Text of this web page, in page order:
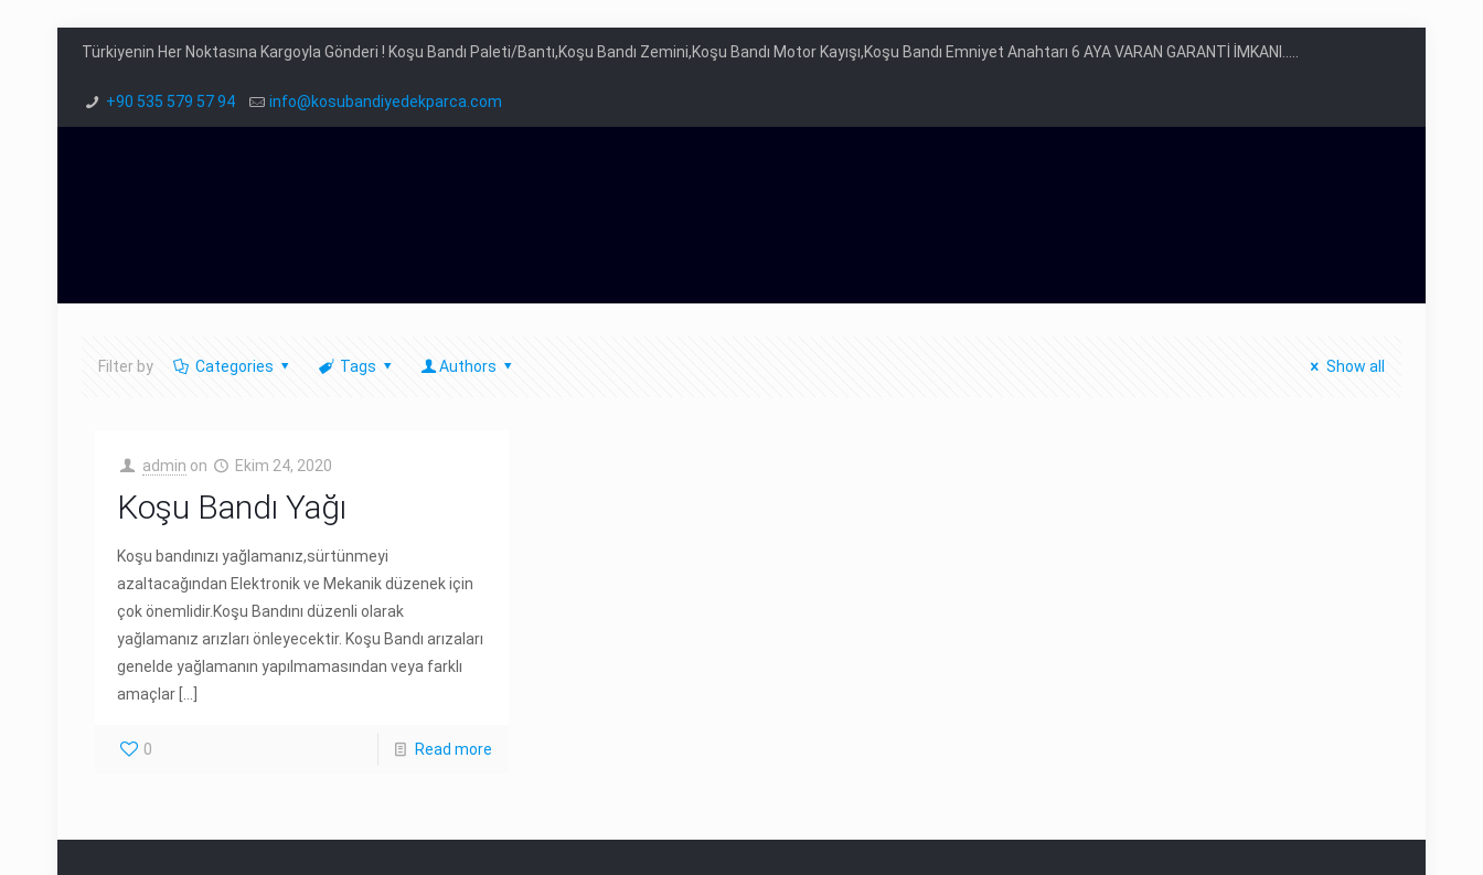
Türkiyenin Her Noktasına Kargoyla Gönderi ! Koşu Bandı Paleti/Bantı,Koşu Bandı Zemini,Koşu Bandı Motor Kayışı,Koşu Bandı Emniyet Anahtarı 6 AYA VARAN GARANTİ İMKANI.....
+90 535 579 57 94 info@kosubandiyedekparca.com
Filter by Categories Tags Authors Show all
admin on Ekim 24, 2020
Koşu Bandı Yağı
Koşu bandınızı yağlamanız,sürtünmeyi
azaltacağından Elektronik ve Mekanik düzenek için
çok önemlidir.Koşu Bandını düzenli olarak
yağlamanız arızları önleyecektir. Koşu Bandı arızaları
genelde yağlamanın yapılmamasından veya farklı
amaçlar
0 Read more